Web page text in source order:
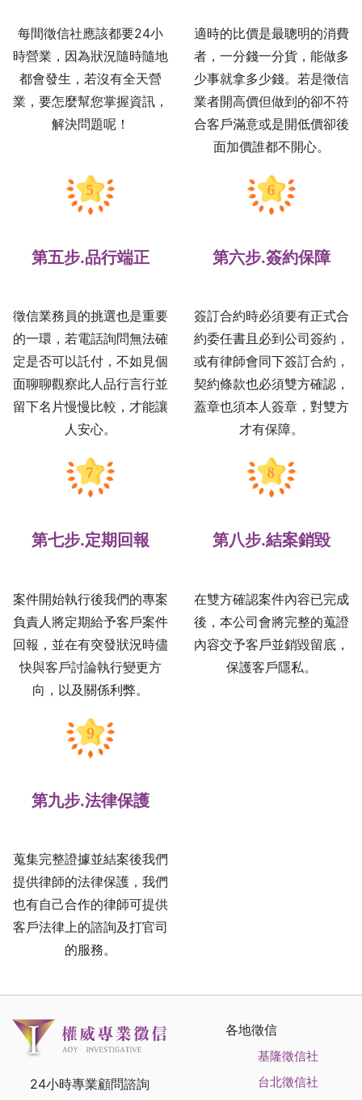
每間徵信社應該都要24小
時營業，因為狀況隨時隨地
都會發生，若沒有全天營
業，要怎麼幫您掌握資訊，
解決問題呢！
適時的比價是最聰明的消費
者，一分錢一分貨，能做多
少事就拿多少錢。若是徵信
業者開高價但做到的卻不符
合客戶滿意或是開低價卻後
面加價誰都不開心。
第五步.品行端正
徵信業務員的挑選也是重要
的一環，若電話詢問無法確
定是否可以託付，不如見個
面聊聊觀察此人品行言行並
留下名片慢慢比較，才能讓
人安心。
第六步.簽約保障
簽訂合約時必須要有正式合
約委任書且必到公司簽約，
或有律師會同下簽訂合約，
契約條款也必須雙方確認，
蓋章也須本人簽章，對雙方
才有保障。
第七步.定期回報
案件開始執行後我們的專案
負責人將定期給予客戶案件
回報，並在有突發狀況時儘
快與客戶討論執行變更方
向，以及關係利弊。
第八步.結案銷毀
在雙方確認案件內容已完成
後，本公司會將完整的蒐證
內容交予客戶並銷毀留底，
保護客戶隱私。
第九步.法律保護
蒐集完整證據並結案後我們
提供律師的法律保護，我們
也有自己合作的律師可提供
客戶法律上的諮詢及打官司
的服務。
24小時專業顧問諮詢
各地徵信
基隆徵信社
台北徵信社